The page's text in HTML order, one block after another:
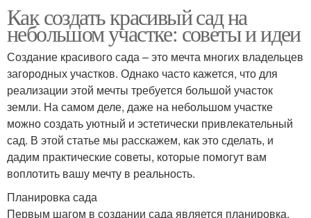
Как создать красивый сад на
небольшом участке: советы и идеи
Создание красивого сада – это мечта многих владельцев
загородных участков. Однако часто кажется, что для
реализации этой мечты требуется большой участок
земли. На самом деле, даже на небольшом участке
можно создать уютный и эстетически привлекательный
сад. В этой статье мы расскажем, как это сделать, и
дадим практические советы, которые помогут вам
воплотить вашу мечту в реальность.
Планировка сада
Первым шагом в создании сада является планировка.